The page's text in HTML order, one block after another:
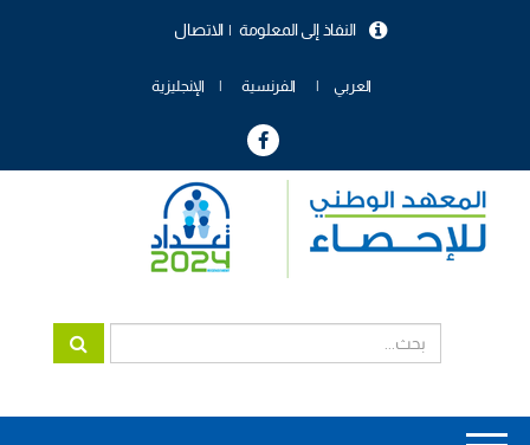
الاتصال النفاذ إلى المعلومة
العربي الفرنسية الإنجليزية